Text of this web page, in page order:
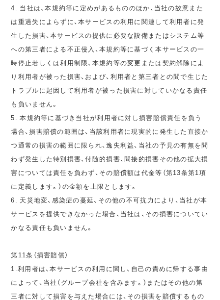
4. 当社は、本規約等に定めがあるもののほか、当社の故意また
は重過失によらずに、本サービスの利用に関連して利用者に発
生した損害、本サービスの提供に必要な設備またはシステム等
への第三者による不正侵入、本規約等に基づく本サービスの一
時停止若しくは利用制限、本規約等の変更または契約解除によ
り利用者が被った損害、および、利用者と第三者との間で生じた
トラブルに起因して利用者が被った損害に対していかなる責任
も負いません。
5. 本規約等に基づき当社が利用者に対し損害賠償責任を負う
場合、損害賠償の範囲は、当該利用者に現実的に発生した直接か
つ通常の損害の範囲に限られ、逸失利益、当社の予見の有無を問
わず発生した特別損害、付随的損害、間接的損害その他の拡大損
害については責任を負わず、その賠償額は代金等（第13条第1項
に定義します。）の金額を上限とします。
6. 天災地変、感染症の蔓延、その他の不可抗力により、当社が本
サービスを提供できなかった場合、当社は、その損害についてい
かなる責任も負いません。
第11条（損害賠償）
1.利用者は、本サービスの利用に関し、自己の責めに帰する事由
によって、当社（グループ会社を含みます。）またはその他の第
三者に対して損害を与えた場合には、その損害を賠償するもの